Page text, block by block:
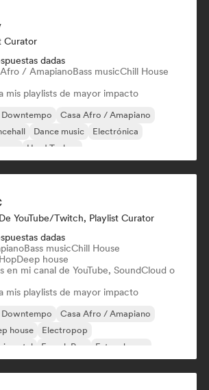
Curator
dadas
Afro / AmapianoBass musicChill House
mis playlists de mayor impacto
Casa Afro / Amapiano
Dance music
Electrónica
Hard Techno
YouTube/Twitch, Playlist Curator
dadas
Bass musicChill House
Deep house
en mi canal de YouTube, SoundCloud o
mis playlists de mayor impacto
Casa Afro / Amapiano
house
Electropop
French Pop Future house